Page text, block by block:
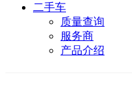
二手车
质量查询
服务商
产品介绍